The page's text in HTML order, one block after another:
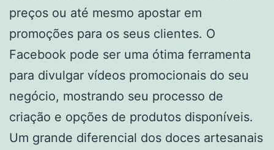
preços ou até mesmo apostar em
promoções para os seus clientes. O
Facebook pode ser uma ótima ferramenta
para divulgar vídeos promocionais do seu
negócio, mostrando seu processo de
criação e opções de produtos disponíveis.
Um grande diferencial dos doces artesanais